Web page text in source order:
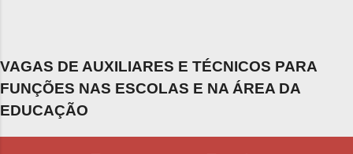
VAGAS DE AUXILIARES E TÉCNICOS PARA
FUNÇÕES NAS ESCOLAS E NA ÁREA DA
EDUCAÇÃO